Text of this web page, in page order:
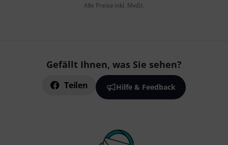
Alle Preise inkl. MwSt.
Gefällt Ihnen, was Sie sehen?
Teilen Hilfe & Feedback